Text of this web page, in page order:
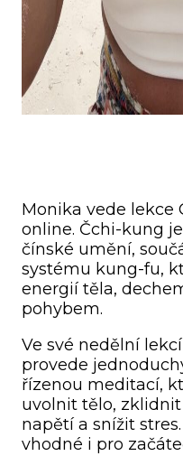
Monika vede lekce
online. Čchi-kung
čínské umění,
systému kung-fu,
energií těla,
pohybem.
Ve své nedělní
provede
řízenou meditací,
uvolnit tělo,
napětí a snížit
vhodné i pro